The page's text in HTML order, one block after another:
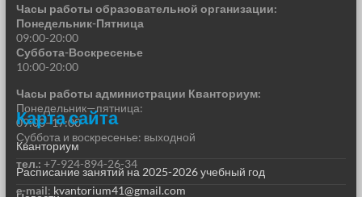
Часы работы образовательной организации:
Понедельник-Пятница
09:00-20:00
Суббота-Воскресенье
10:00-20:00
Часы работы администрации Кванториум:
Понедельник—пятница:
09:00–17:00
Суббота и воскресенье: выходной
тел.: +7-924-894-26-34
e-mail: kvantorium41@gmail.com
Карта сайта
Кванториум
Расписание занятий на 2025-2026 учебный год